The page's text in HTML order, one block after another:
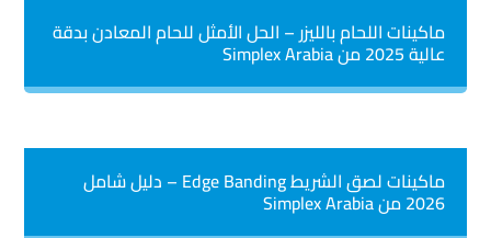
ماكينات اللحام بالليزر – الحل الأمثل للحام المعادن بدقة
عالية 2025 من Simplex Arabia
ماكينات لصق الشريط Edge Banding – دليل شامل
2026 من Simplex Arabia